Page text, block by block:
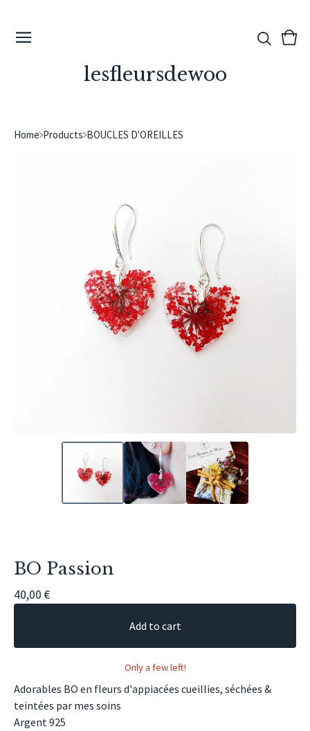
lesfleursdewoo
View
0
Home Products BOUCLES D'OREILLES
BO Passion
40,00 €
Add to cart
Only a few left!
Adorables BO en fleurs d'appiacées cueillies, séchées &
teintées par mes soins
Argent 925